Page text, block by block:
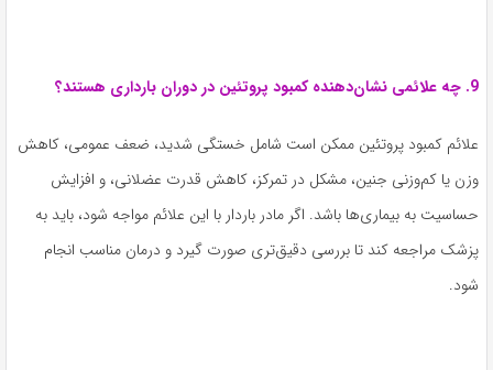
9. چه علائمی نشان‌دهنده کمبود پروتئین در دوران بارداری هستند؟
علائم کمبود پروتئین ممکن است شامل خستگی شدید، ضعف عمومی، کاهش
وزن یا کم‌وزنی جنین، مشکل در تمرکز، کاهش قدرت عضلانی، و افزایش
حساسیت به بیماری‌ها باشد. اگر مادر باردار با این علائم مواجه شود، باید به
پزشک مراجعه کند تا بررسی دقیق‌تری صورت گیرد و درمان مناسب انجام
شود.